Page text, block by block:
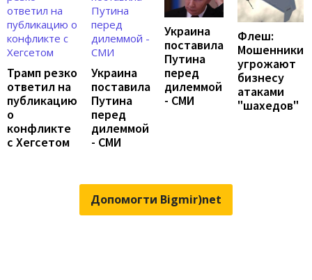
Трамп резко
ответил на
публикацию
о
конфликте
с Хегсетом
Украина
поставила
Путина
перед
дилеммой
- СМИ
Украина
поставила
Путина
перед
дилеммой
- СМИ
Флеш:
Мошенники
угрожают
бизнесу
атаками
"шахедов"
Допомогти Bigmir)net